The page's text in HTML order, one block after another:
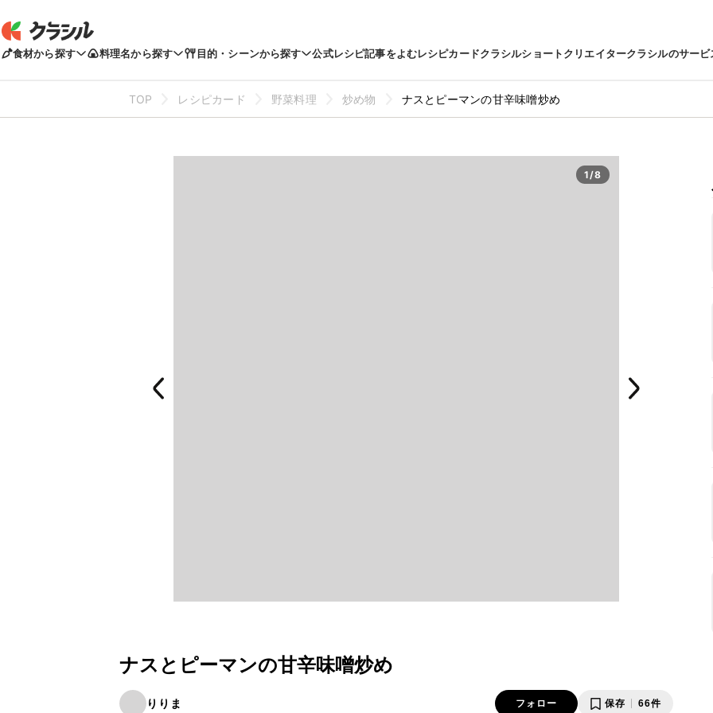
食材から探す 料理名から探す 目的・シーンから探す 公式レシピ記事をよむレシピカードクラシルショートクリエイタークラシルのサービ
TOP レシピカード 野菜料理 炒め物 ナスとピーマンの甘辛味噌炒め
1/8
ナスとピーマンの甘辛味噌炒め
りりま フォロー 保存 66件